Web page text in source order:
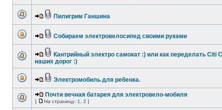
Пилигрим Ганшина
Собираем электровелосипед своими руками
Кантрийный электро самокат :) или как переделать Citi
наших дорог :)
Электромобиль для ребенка.
Почти вечная батарея для электровело-мобиля
[ На страницу: 1 2 ]